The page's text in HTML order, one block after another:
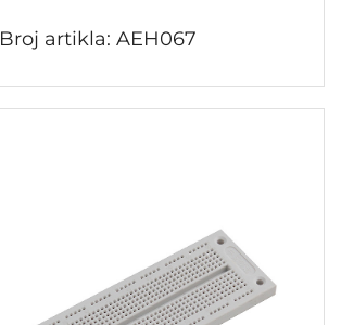
Broj artikla: AEH067